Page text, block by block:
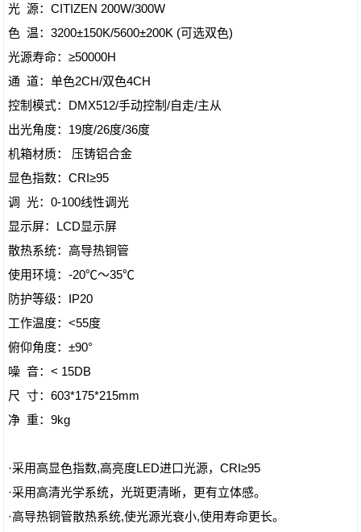
光 源：CITIZEN 200W/300W
色 温：3200±150K/5600±200K (可选双色)
光源寿命：≥50000H
通 道：单色2CH/双色4CH
控制模式：DMX512/手动控制/自走/主从
出光角度：19度/26度/36度
机箱材质： 压铸铝合金
显色指数：CRI≥95
调 光：0-100线性调光
显示屏：LCD显示屏
散热系统：高导热铜管
使用环境：-20℃～35℃
防护等级：IP20
工作温度：<55度
俯仰角度：±90°
噪 音：< 15DB
尺 寸：603*175*215mm
净 重：9kg
·采用高显色指数,高亮度LED进口光源，CRI≥95
·采用高清光学系统，光斑更清晰，更有立体感。
·高导热铜管散热系统,使光源光衰小,使用寿命更长。